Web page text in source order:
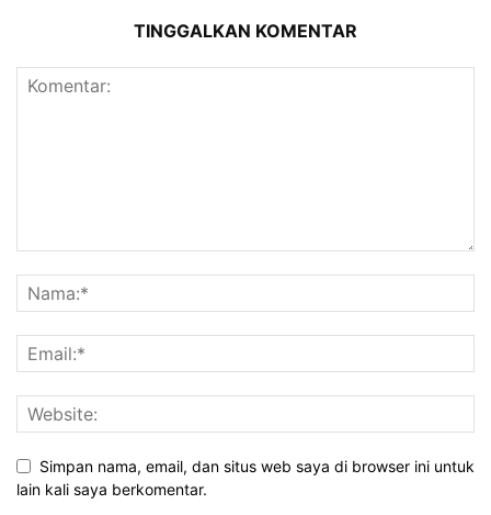
TINGGALKAN KOMENTAR
Simpan nama, email, dan situs web saya di browser ini untuk
lain kali saya berkomentar.